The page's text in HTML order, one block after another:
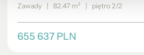
Zawady | 82.47 m² | piętro 2/2
655 637 PLN